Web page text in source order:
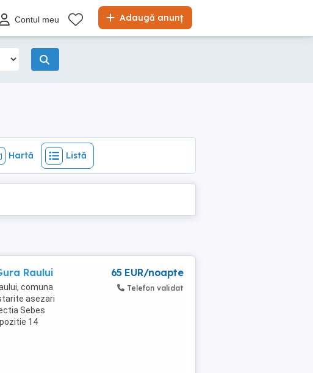
Adaugă anunț
Contul meu
Hartă Listă
Hartă Listă
Raului
comuna
asezari
Sebes
14
65 EUR/noapte
Telefon validat